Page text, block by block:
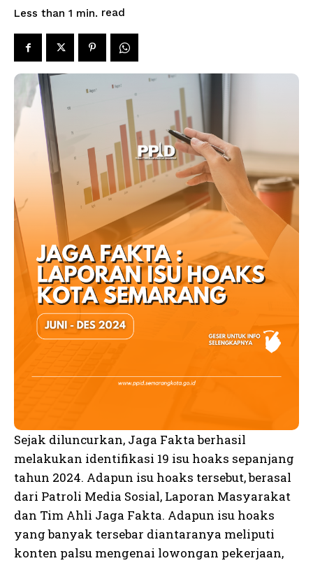
Less than 1 min. read
Sejak diluncurkan, Jaga Fakta berhasil
melakukan identifikasi 19 isu hoaks sepanjang
tahun 2024. Adapun isu hoaks tersebut, berasal
dari Patroli Media Sosial, Laporan Masyarakat
dan Tim Ahli Jaga Fakta. Adapun isu hoaks
yang banyak tersebar diantaranya meliputi
konten palsu mengenai lowongan pekerjaan,